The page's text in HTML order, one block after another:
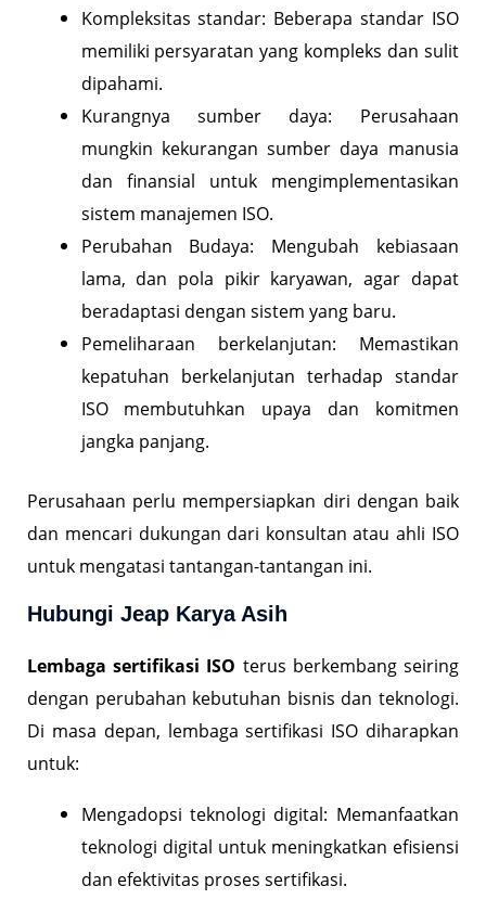
Kompleksitas standar: Beberapa standar ISO
memiliki persyaratan yang kompleks dan sulit
dipahami.
Kurangnya sumber daya: Perusahaan
mungkin kekurangan sumber daya manusia
dan finansial untuk mengimplementasikan
sistem manajemen ISO.
Perubahan Budaya: Mengubah kebiasaan
lama, dan pola pikir karyawan, agar dapat
beradaptasi dengan sistem yang baru.
Pemeliharaan berkelanjutan: Memastikan
kepatuhan berkelanjutan terhadap standar
ISO membutuhkan upaya dan komitmen
jangka panjang.
Perusahaan perlu mempersiapkan diri dengan baik
dan mencari dukungan dari konsultan atau ahli ISO
untuk mengatasi tantangan-tantangan ini.
Hubungi Jeap Karya Asih
Lembaga sertifikasi ISO terus berkembang seiring
dengan perubahan kebutuhan bisnis dan teknologi.
Di masa depan, lembaga sertifikasi ISO diharapkan
untuk:
Mengadopsi teknologi digital: Memanfaatkan
teknologi digital untuk meningkatkan efisiensi
dan efektivitas proses sertifikasi.